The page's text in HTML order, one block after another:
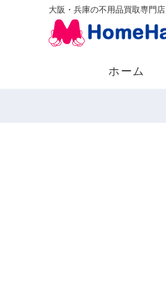
大阪・兵庫の不用品買取専門店
ホーム